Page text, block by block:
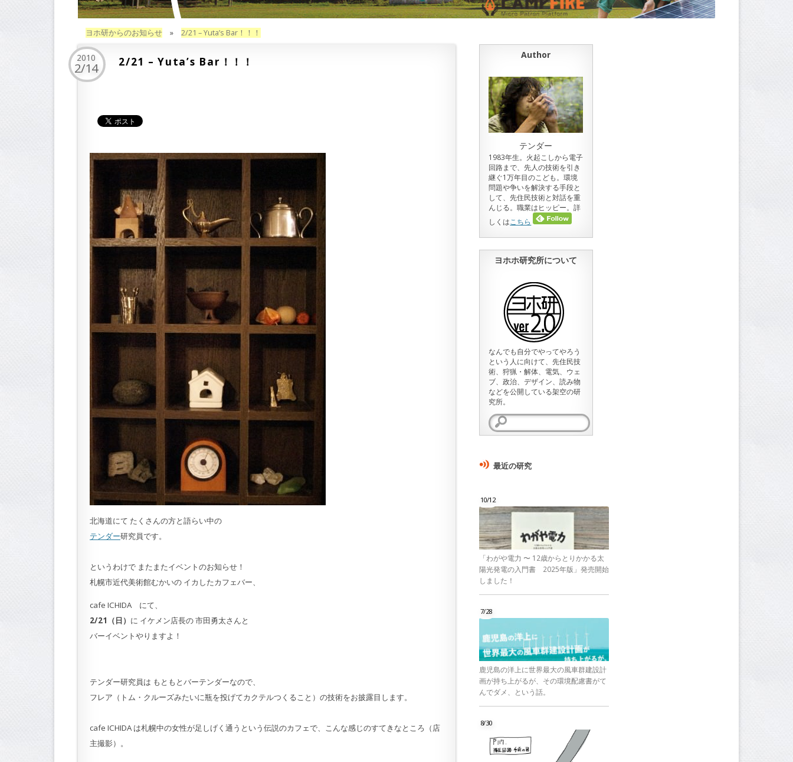
ヨホ研からのお知らせ» 2/21 – Yuta’s Bar！！！
2/21 – Yuta’s Bar！！！
2010
2/14
北海道にて たくさんの方と語らい中の
テンダー研究員です。
というわけで またまたイベントのお知らせ！
札幌市近代美術館むかいの イカしたカフェバー、
cafe ICHIDA にて、
2/21（日） に イケメン店長の 市田勇太さんと
バーイベントやりますよ！
テンダー研究員は もともとバーテンダーなので、
フレア（トム・クルーズみたいに瓶を投げてカクテルつくること）の技術をお披露目します。
cafe ICHIDA は札幌中の女性が足しげく通うという伝説のカフェで、こんな感じのすてきなところ（店
主撮影）。
Author
テンダー
1983年生。火起こしから電子
回路まで、先人の技術を引き
継ぐ1万年目のこども。環境
問題や争いを解決する手段と
して、先住民技術と対話を重
んじる。職業はヒッピー。詳
しくはこちら
ヨホホ研究所について
なんでも自分でやってやろう
という人に向けて、先住民技
術、狩猟・解体、電気、ウェ
ブ、政治、デザイン、読み物
などを公開している架空の研
究所。
検
索:
最近の研究
10/12
「わがや電力 〜 12歳からとりかかる太
陽光発電の入門書 2025年版」発売開始
しました！
7/28
鹿児島の洋上に世界最大の風車群建設計
画が持ち上がるが、その環境配慮書がて
んでダメ、という話。
8/30